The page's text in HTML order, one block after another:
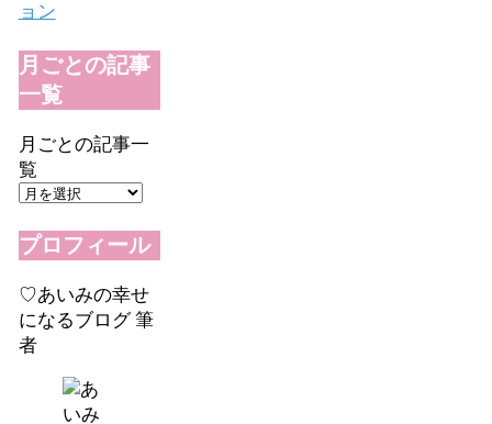
ョン
月ごとの記事
一覧
月ごとの記事一
覧
プロフィール
♡あいみの幸せ
になるブログ 筆
者